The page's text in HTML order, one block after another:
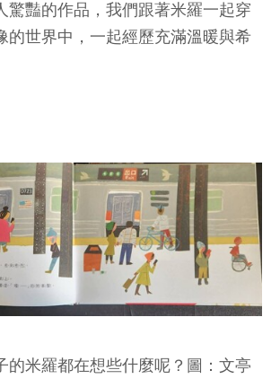
驚豔的作品，我們跟著米羅一起穿
的世界中，一起經歷充滿溫暖與希
的米羅都在想些什麼呢？圖：文亭